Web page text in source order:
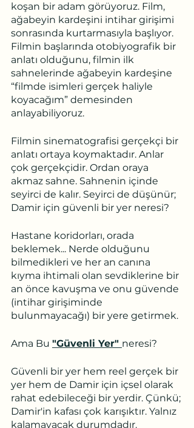
koşan bir adam görüyoruz. Film,
ağabeyin kardeşini intihar girişimi
sonrasında kurtarmasıyla başlıyor.
Filmin başlarında otobiyografik bir
anlatı olduğunu, filmin ilk
sahnelerinde ağabeyin kardeşine
“filmde isimleri gerçek haliyle
koyacağım” demesinden
anlayabiliyoruz.
Filmin sinematografisi gerçekçi bir
anlatı ortaya koymaktadır. Anlar
çok gerçekçidir. Ordan oraya
akmaz sahne. Sahnenin içinde
seyirci de kalır. Seyirci de düşünür;
Damir için güvenli bir yer neresi?
Hastane koridorları, orada
beklemek... Nerde olduğunu
bilmedikleri ve her an canına
kıyma ihtimali olan sevdiklerine bir
an önce kavuşma ve onu güvende
(intihar girişiminde
bulunmayacağı) bir yere getirmek.
Ama Bu "Güvenli Yer" neresi?
Güvenli bir yer hem reel gerçek bir
yer hem de Damir için içsel olarak
rahat edebileceği bir yerdir. Çünkü;
Damir'in kafası çok karışıktır. Yalnız
kalamayacak durumdadır.